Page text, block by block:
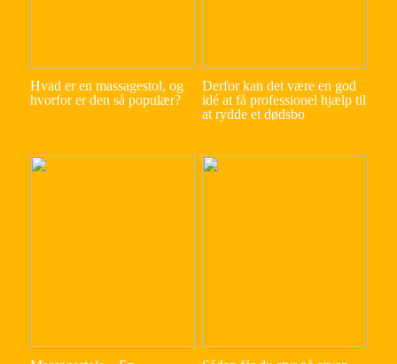
Hvad er en massagestol, og
hvorfor er den så populær?
Derfor kan det være en god
idé at få professionel hjælp til
at rydde et dødsbo